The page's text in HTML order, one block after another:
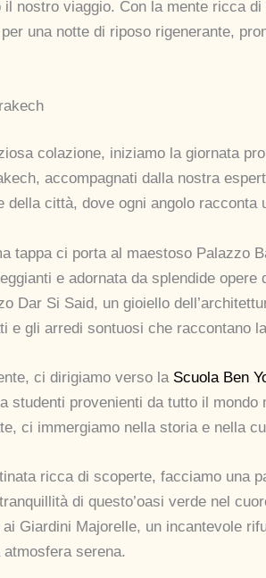
il nostro viaggio. Con la mente ricca
una notte di riposo rigenerante,
colazione, iniziamo la giornata
accompagnati dalla nostra
della città, dove ogni angolo
tappa ci porta al maestoso Palazzo
e adornata da splendide
Dar Si Said, un gioiello
e gli arredi sontuosi che raccontano
ci dirigiamo verso la Scuola Ben
studenti provenienti da tutto il
ci immergiamo nella storia e nella
ricca di scoperte, facciamo una
di questo’oasi verde nel
Giardini Majorelle, un incantevole
serena.